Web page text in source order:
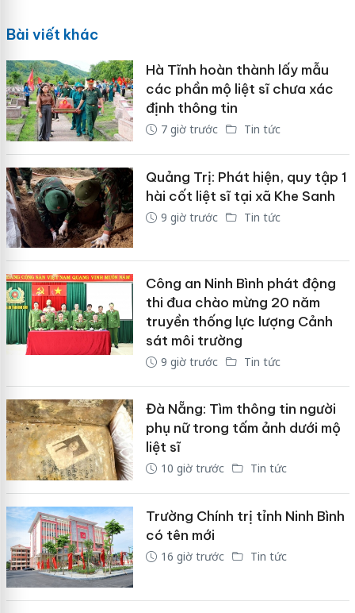
Bài viết khác
Hà Tĩnh hoàn thành lấy mẫu
các phần mộ liệt sĩ chưa xác
định thông tin
7 giờ trước Tin tức
Quảng Trị: Phát hiện, quy tập 1
hài cốt liệt sĩ tại xã Khe Sanh
9 giờ trước Tin tức
Công an Ninh Bình phát động
thi đua chào mừng 20 năm
truyền thống lực lượng Cảnh
sát môi trường
9 giờ trước Tin tức
Đà Nẵng: Tìm thông tin người
phụ nữ trong tấm ảnh dưới mộ
liệt sĩ
10 giờ trước Tin tức
Trường Chính trị tỉnh Ninh Bình
có tên mới
16 giờ trước Tin tức